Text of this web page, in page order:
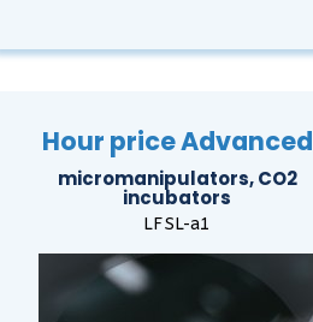
Hour price Advanced
micromanipulators, CO2
incubators
LFSL-a1